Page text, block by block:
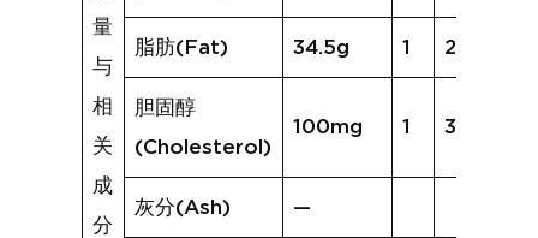
量
与
相
关
成
分
脂肪(Fat) 34.5g 1 21.6g
胆固醇
(Cholesterol)
100mg 1 36mg
灰分(Ash) —